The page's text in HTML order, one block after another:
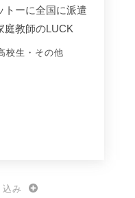
トーに全国に派遣
庭教師のLUCK
校生 ・ その他
み